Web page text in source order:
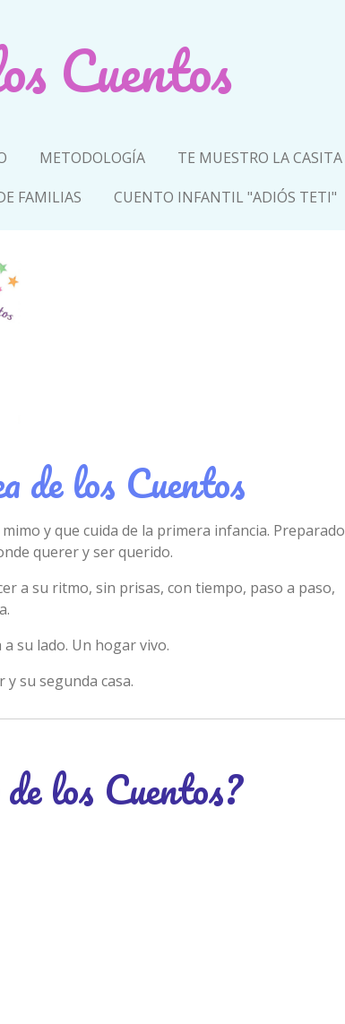
Cuentos
METODOLOGÍA
TE MUESTRO LA CASITA
FAMILIAS CUENTO INFANTIL "ADIÓS TETI"
de los Cuentos
y que cuida de la primera infancia. Preparado
querer y ser querido.
a su ritmo, sin prisas, con tiempo, paso a paso,
su lado. Un hogar vivo.
y su segunda casa.
los Cuentos?